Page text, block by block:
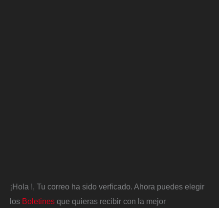
¡Hola !, Tu correo ha sido verficado. Ahora puedes elegir
los Boletines que quieras recibir con la mejor